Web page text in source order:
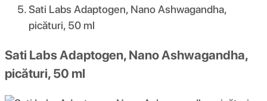
Sati Labs Adaptogen, Nano Ashwagandha,
picături, 50 ml
Sati Labs Adaptogen, Nano Ashwagandha,
picături, 50 ml